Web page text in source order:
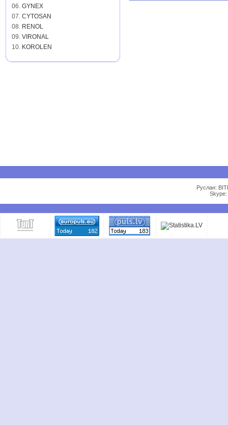
06. GYNEX
07. CYTOSAN
08. RENOL
09. VIRONAL
10. KOROLEN
Руслан:
Skype: